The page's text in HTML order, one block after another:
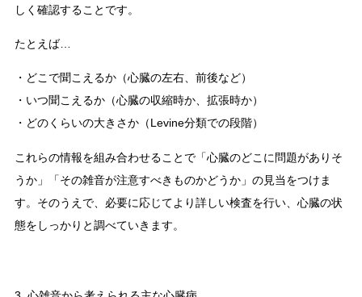
しく確認することです。
たとえば…
・どこで聞こえるか（心臓の左右、前後など）
・いつ聞こえるか（心臓の収縮時か、拡張時か）
・どのくらいの大きさか（Levine分類での段階）
これらの情報を組み合わせることで「心臓のどこに問題がありそ
うか」「その雑音が注意すべきものかどうか」の見当をつけま
す。そのうえで、必要に応じてより詳しい検査を行い、心臓の状
態をしっかりと調べていきます。